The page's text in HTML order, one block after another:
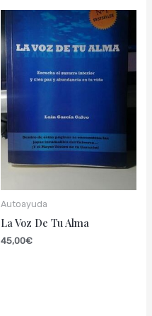
Autoayuda
La Voz De Tu Alma
45,00€